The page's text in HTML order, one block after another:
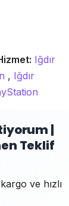
Iğdır
, Iğdır
|
Teklif
ve hızlı